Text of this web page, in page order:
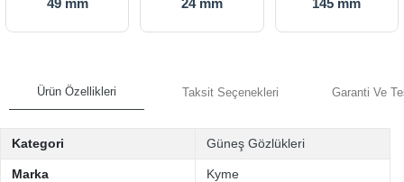
49 mm 24 mm 145 mm
Ürün Özellikleri Taksit Seçenekleri Garanti Ve
Kategori Güneş Gözlükleri
Marka Kyme